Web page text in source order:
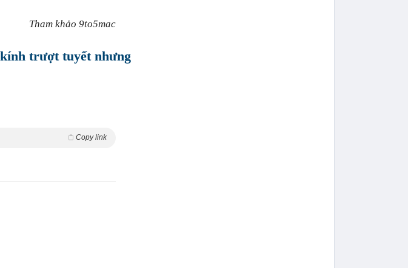
Tham khảo 9to5mac
trượt tuyết nhưng
Copy link